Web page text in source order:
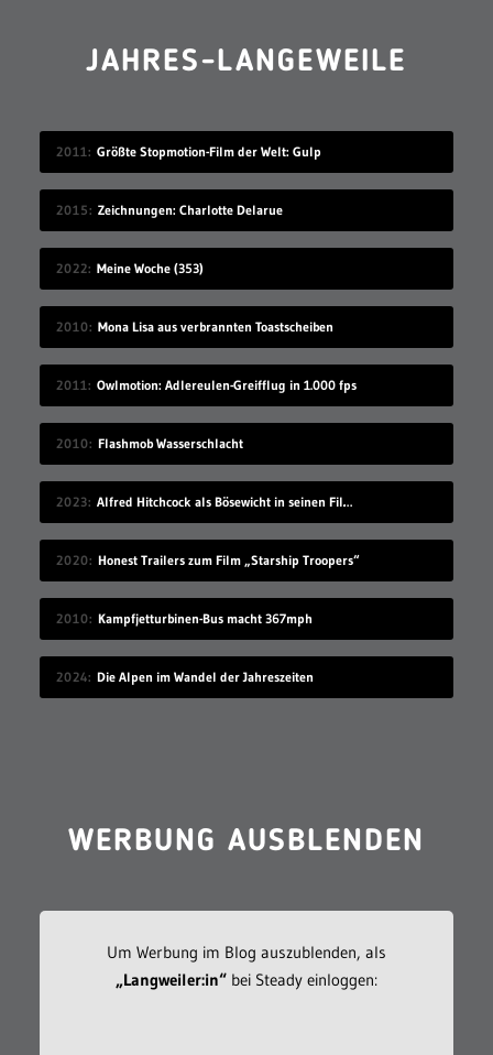
JAHRES-LANGEWEILE
2011 Größte Stopmotion-Film der Welt: Gulp
2015 Zeichnungen: Charlotte Delarue
2022 Meine Woche (353)
2010 Mona Lisa aus verbrannten Toastscheiben
2011 Owlmotion: Adlereulen-Greifflug in 1.000 fps
2010 Flashmob Wasserschlacht
2023 Alfred Hitchcock als Bösewicht in seinen Filmen
2020 Honest Trailers zum Film „Starship Troopers“
2010 Kampfjetturbinen-Bus macht 367mph
2024 Die Alpen im Wandel der Jahreszeiten
WERBUNG AUSBLENDEN
Um Werbung im Blog auszublenden, als
„Langweiler:in“bei Steady einloggen: